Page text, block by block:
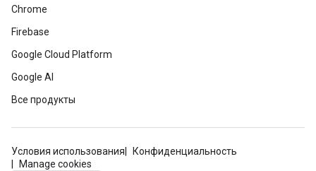
Chrome
Firebase
Google Cloud Platform
Google AI
Все продукты
Условия использования
Конфиденциальность
Manage cookies